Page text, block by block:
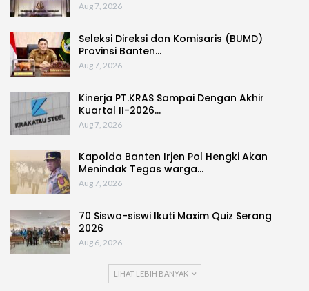
Aug 7, 2026
Seleksi Direksi dan Komisaris (BUMD)
Provinsi Banten…
Aug 7, 2026
Kinerja PT.KRAS Sampai Dengan Akhir
Kuartal II-2026…
Aug 7, 2026
Kapolda Banten Irjen Pol Hengki Akan
Menindak Tegas warga…
Aug 7, 2026
70 Siswa-siswi Ikuti Maxim Quiz Serang
2026
Aug 6, 2026
LIHAT LEBIH BANYAK